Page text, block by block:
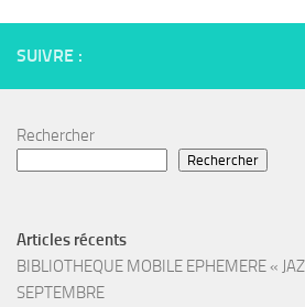
SUIVRE :
Rechercher
Rechercher
Articles récents
BIBLIOTHEQUE MOBILE EPHEMERE «
SEPTEMBRE